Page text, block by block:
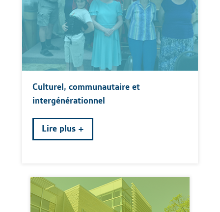
Culturel, communautaire et
intergénérationnel
Lire plus